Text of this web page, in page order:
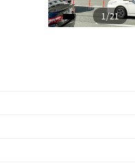
1/21